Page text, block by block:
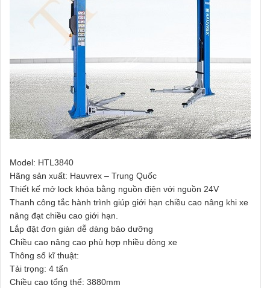
Model: HTL3840
Hãng sản xuất: Hauvrex – Trung Quốc
Thiết kế mở lock khóa bằng nguồn điện với nguồn 24V
Thanh công tắc hành trình giúp giới hạn chiều cao nâng khi xe
nâng đạt chiều cao giới hạn.
Lắp đặt đơn giản dễ dàng bảo dưỡng
Chiều cao nâng cao phù hợp nhiều dòng xe
Thông số kĩ thuật:
Tải trọng: 4 tấn
Chiều cao tổng thể: 3880mm